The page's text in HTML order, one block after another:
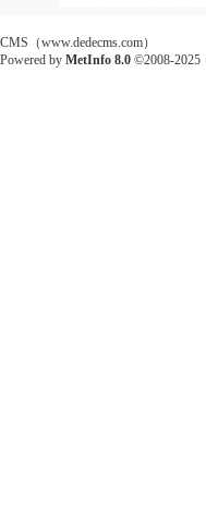
CMS（www.dedecms.com）
Powered by MetInfo 8.0 ©2008-2025